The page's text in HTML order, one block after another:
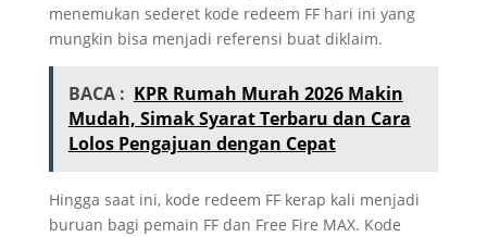
menemukan sederet kode redeem FF hari ini yang
mungkin bisa menjadi referensi buat diklaim.
BACA : KPR Rumah Murah 2026 Makin
Mudah, Simak Syarat Terbaru dan Cara
Lolos Pengajuan dengan Cepat
Hingga saat ini, kode redeem FF kerap kali menjadi
buruan bagi pemain FF dan Free Fire MAX. Kode